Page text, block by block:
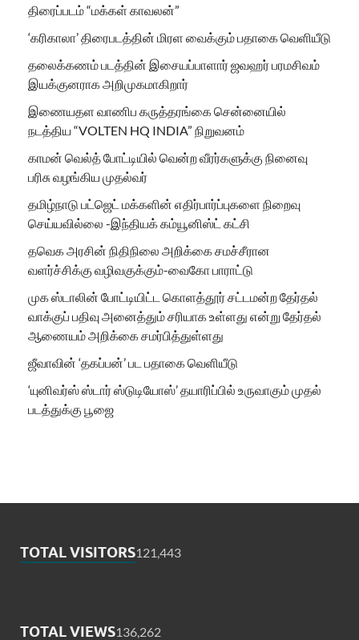
திரைப்படம் “மக்கள் காவலன்”
‘கரிகாலா’ திரைபடத்தின் மிரள வைக்கும் பதாகை வெளியீடு
தலைக்கணம் படத்தின் இசையப்பாளார் ஜவஹர் பரமசிவம்
இயக்குனராக அறிமுகமாகிறார்
இணையதள வாணிப கருத்தரங்கை சென்னையில்
நடத்திய “VOLTEN HQ INDIA” நிறுவனம்
காமன் வெல்த் போட்டியில் வென்ற வீரர்களுக்கு நினைவு
பரிசு வழங்கிய முதல்வர்
தமிழ்நாடு பட்ஜெட் மக்களின் எதிர்பார்ப்புகளை நிறைவு
செய்யவில்லை -இந்தியக் கம்யூனிஸ்ட் கட்சி
தவெக அரசின் நிதிநிலை அறிக்கை சமச்சீரான
வளர்ச்சிக்கு வழிவகுக்கும்-வைகோ பாராட்டு
முக ஸ்டாலின் போட்டியிட்ட கொளத்தூர் சட்டமன்ற தேர்தல்
வாக்குப் பதிவு அனைத்தும் சரியாக உள்ளது என்று தேர்தல்
ஆணையம் அறிக்கை சமர்பித்துள்ளது
ஜீவாவின் ‘தகப்பன்’ பட பதாகை வெளியீடு
‘யுனிவர்ஸ் ஸ்டார் ஸ்டுடியோஸ்’ தயாரிப்பில் உருவாகும் முதல்
படத்துக்கு பூஜை
TOTAL VISITORS121,443
TOTAL VIEWS136,262